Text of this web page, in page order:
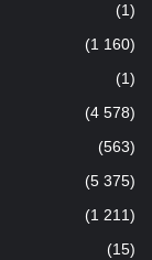
(1)
(1 160)
(1)
(4 578)
(563)
(5 375)
(1 211)
(15)